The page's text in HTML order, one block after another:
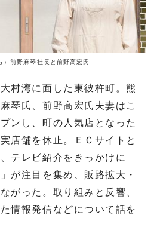
）前野麻琴社長と前野高宏氏
村湾に面した東彼杵町。熊
琴氏、前野高宏氏夫妻はこ
ンし、町の人気店となった
店舗を休止。ＥＣサイトと
テレビ紹介をきっかけに
が注目を集め、販路拡大・
がった。取り組みと反響、
情報発信などについて話を